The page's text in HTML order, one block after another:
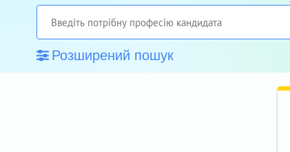
Розширений пошук